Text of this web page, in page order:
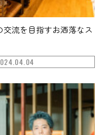
交流を目指すお洒落なス